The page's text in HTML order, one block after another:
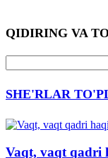
QIDIRING VA
SHE'RLAR
Vaqt, vaqt qadri